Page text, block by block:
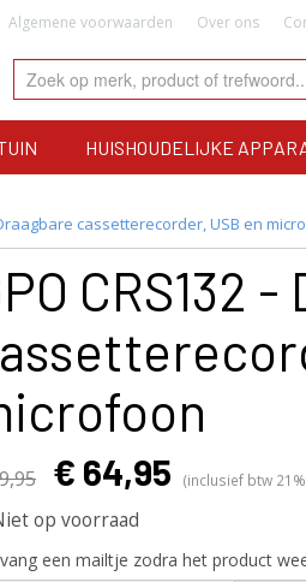
Algemene voorwaarden Over ons
HUISHOUDELIJKE
cassetterecorder, USB en
CRS132
€ 64,95 (inclusief btw
op voorraad
een mailtje zodra het product